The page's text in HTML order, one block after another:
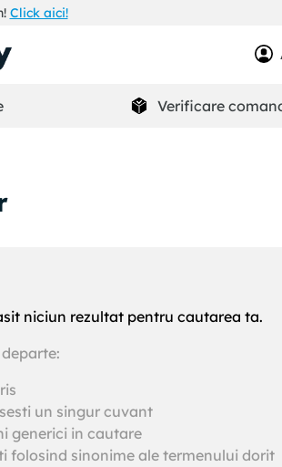
Click aici!
Verificare
niciun rezultat pentru cautarea ta.
un singur cuvant
generici in cautare
folosind sinonime ale termenului dorit